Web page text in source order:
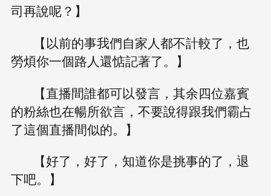
司再說呢？】
【以前的事我們自家人都不計較了，也
勞煩你一個路人還惦記著了。】
【直播間誰都可以發言，其余四位嘉賓
的粉絲也在暢所欲言，不要說得跟我們霸占
了這個直播間似的。】
【好了，好了，知道你是挑事的了，退
下吧。】